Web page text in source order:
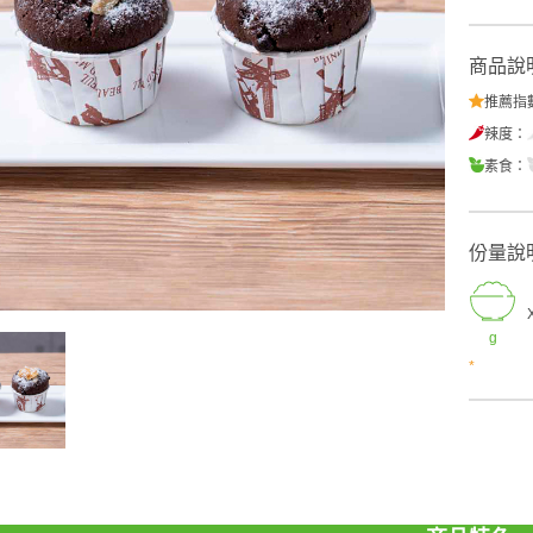
商品說
推薦指
辣度：
素食：
份量說
g
*